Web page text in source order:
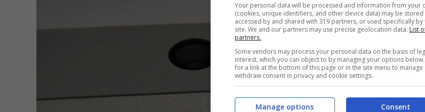
Your personal data will be processed and information from your
(cookies, unique identifiers, and other device data) may be stored
accessed by and shared with 319 partners, or used specifically by
site. We and our partners may use precise geolocation data. List
partners.
Some vendors may process your personal data on the basis of
interest, which you can object to by managing your options
for a link at the bottom of this page or in the site menu to manage
withdraw consent in privacy and cookie settings.
Consent
Manage options